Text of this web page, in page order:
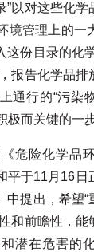
”以对这些化
境管理 上的
这份目录的化
报告化学品
通行的“污染
极而关键的一步
危险化学品
平于11月16
中提出，希望
和前瞻性，能
潜在危害的